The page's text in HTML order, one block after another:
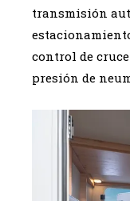
transmisión
control de
presión de